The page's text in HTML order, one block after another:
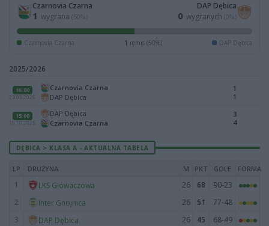
Czarnovia Czarna
1 wygrana (50%)
DAP Dębica
0 wygranych (0%)
Czarnovia Czarna 1 remis (50%) DAP Dębica
2025/2026
16:00
23.05.2026
Czarnovia Czarna
DAP Dębica
1
1
15:00
19.10.2025
DAP Dębica
Czarnovia Czarna
3
4
DĘBICA > KLASA A - AKTUALNA TABELA
LP DRUŻYNA M PKT GOLE FORMA
1 LKS Głowaczowa 26 68
90-23
2
Inter Gnojnica 26 51
77-48
3
DAP Dębica 26 45
68-49